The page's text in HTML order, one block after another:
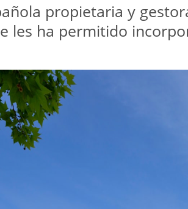
propietaria y
les ha permitido